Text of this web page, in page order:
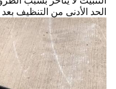
الحد الأدنى من التنظيف بعد